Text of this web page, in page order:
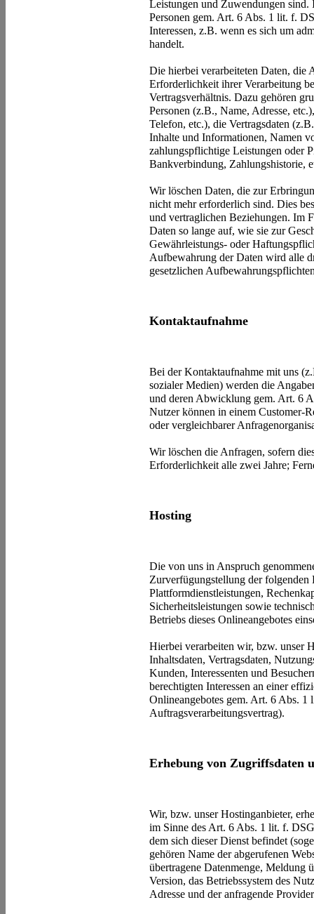
Leistungen und Zuwendungen
Personen gem. Art. 6 Abs. 1 lit. f.
Interessen, z.B. wenn es sich um
handelt.
Die hierbei verarbeiteten Daten,
Erforderlichkeit ihrer Verarbeitung
Vertragsverhältnis. Dazu gehören
Personen (z.B., Name, Adresse,
Telefon, etc.), die Vertragsdaten
Inhalte und Informationen, Namen
zahlungspflichtige Leistungen oder
Bankverbindung, Zahlungshistorie,
Wir löschen Daten, die zur
nicht mehr erforderlich sind. Dies
und vertraglichen Beziehungen. Im
Daten so lange auf, wie sie zur
Gewährleistungs- oder
Aufbewahrung der Daten wird alle
gesetzlichen
Kontaktaufnahme
Bei der Kontaktaufnahme mit uns
sozialer Medien) werden die
und deren Abwicklung gem. Art. 6
Nutzer können in einem Customer-
oder vergleichbarer
Wir löschen die Anfragen, sofern
Erforderlichkeit alle zwei Jahre;
Hosting
Die von uns in Anspruch
Zurverfügungstellung der
Plattformdienstleistungen,
Sicherheitsleistungen sowie
Betriebs dieses Onlineangebotes
Hierbei verarbeiten wir, bzw. unser
Inhaltsdaten, Vertragsdaten,
Kunden, Interessenten und
berechtigten Interessen an einer
Onlineangebotes gem. Art. 6 Abs.
Auftragsverarbeitungsvertrag).
Erhebung von Zugriffsdaten
Wir, bzw. unser Hostinganbieter,
im Sinne des Art. 6 Abs. 1 lit. f.
dem sich dieser Dienst befindet
gehören Name der abgerufenen
übertragene Datenmenge, Meldung
Version, das Betriebssystem des
Adresse und der anfragende